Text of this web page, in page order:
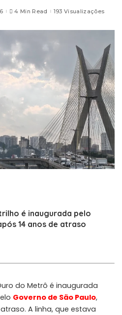
4 Min Read 193 Visualizações
é inaugurada pelo
14 anos de atraso
do Metrô é inaugurada
Governo de São Paulo,
A linha, que estava